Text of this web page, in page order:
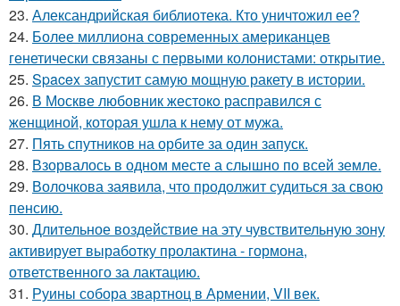
23. Александрийская библиотека. Кто уничтожил ее?
24. Более миллиона современных американцев
генетически связаны с первыми колонистами: открытие.
25. Spacex запустит самую мощную ракету в истории.
26. В Москве любовник жестокo расправился с
женщиной, которая ушла к нему от мужа.
27. Пять спутников на орбите за один запуск.
28. Взорвалось в одном месте а слышно по всей земле.
29. Волочкова заявила, что продолжит судиться за свою
пенсию.
30. Длительное воздействие на эту чувствительную зону
активирует выработку пролактина - гормона,
ответственного за лактацию.
31. Руины собора звартноц в Армении, VII век.